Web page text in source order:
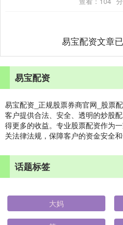
易宝配资文章
易宝配资
易宝配资_正规股票券商官网_股票
客户提供合法、安全、透明的炒股
得更多的收益。专业股票配资作为
关法律法规，保障客户的资金安全和
话题标签
大妈